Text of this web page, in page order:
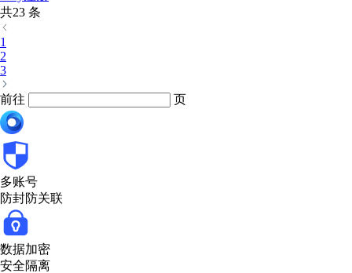
共23 条
1
2
3
前往 页
多账号
防封防关联
数据加密
安全隔离